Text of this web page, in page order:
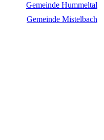
Gemeinde Hummeltal
Gemeinde Mistelbach